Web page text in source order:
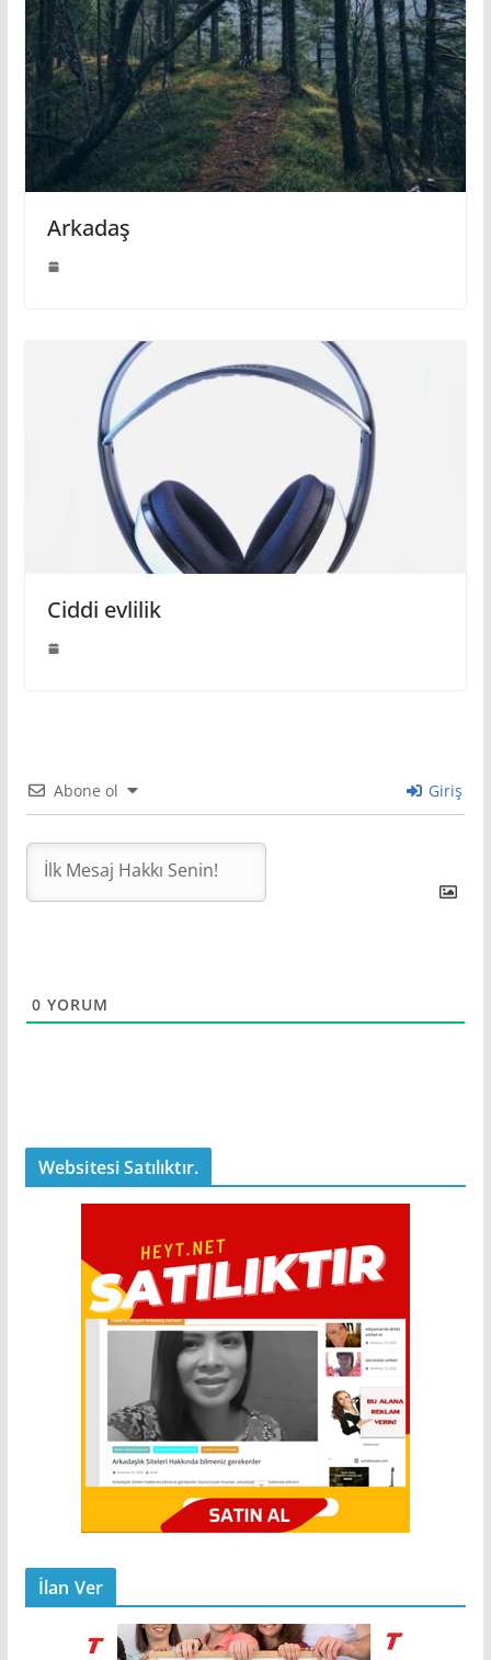
Arkadaş
Ciddi evlilik
Abone ol Giriş
0 YORUM
Websitesi Satılıktır.
İlan Ver